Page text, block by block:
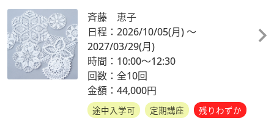
斉藤 恵子
日程：2026/10/05(月)～
2027/03/29(月)
時間：10:00～12:30
回数：全10回
金額：44,000円
途中入学可 定期講座 残りわずか